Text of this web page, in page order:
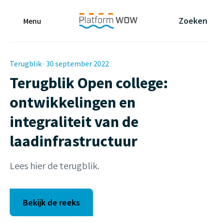
Menu
Zoeken
Terugblik · 30 september 2022
Terugblik Open college:
ontwikkelingen en
integraliteit van de
laadinfrastructuur
Lees hier de terugblik.
Bekijk de reeks